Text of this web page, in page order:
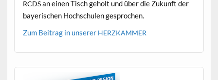
RCDSan einen Tisch geholt und über die Zukun­ft der
bay­erischen Hochschulen gesprochen.
Zum Beitrag in unser­er HERZKAMMER